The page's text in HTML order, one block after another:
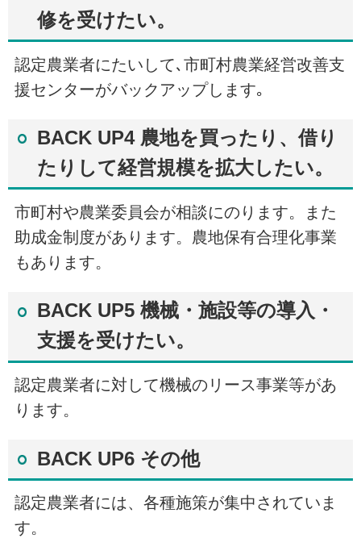
修を受けたい。
認定農業者にたいして､市町村農業経営改善支
援センターがバックアップします｡
BACK UP4 農地を買ったり、借り
たりして経営規模を拡大したい。
市町村や農業委員会が相談にのります。また
助成金制度があります。農地保有合理化事業
もあります。
BACK UP5 機械・施設等の導入・
支援を受けたい。
認定農業者に対して機械のリース事業等があ
ります。
BACK UP6 その他
認定農業者には、各種施策が集中されていま
す。